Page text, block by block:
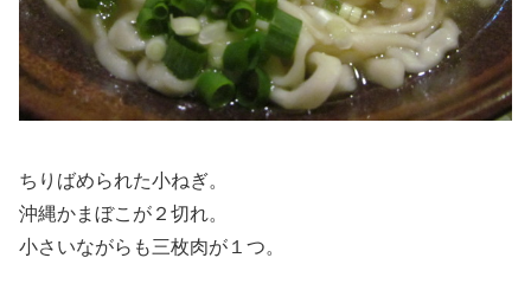
ちりばめられた小ねぎ。
沖縄かまぼこが２切れ。
小さいながらも三枚肉が１つ。